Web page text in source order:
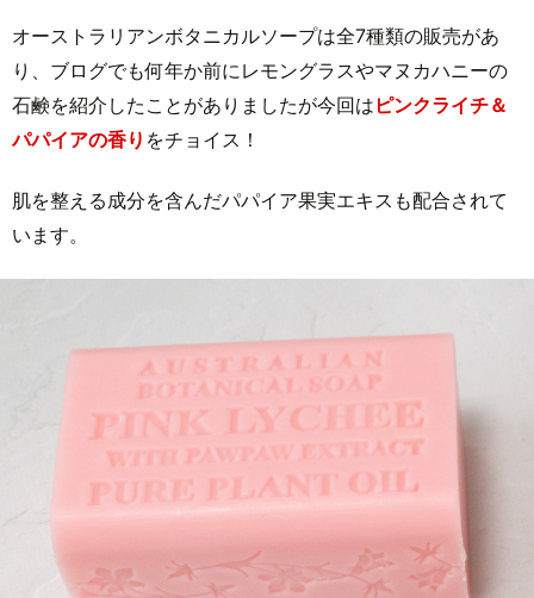
オーストラリアンボタニカルソープは全7種類の販売があ
り、ブログでも何年か前にレモングラスやマヌカハニーの
石鹸を紹介したことがありましたが今回は ピンクライチ＆
パパイアの香り をチョイス！
肌を整える成分を含んだパパイア果実エキスも配合されて
います。